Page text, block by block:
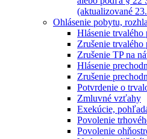
(aktualizované
Ohlásenie pobytu,
Hlásenie trvalého
Zrušenie trvalého
Zrušenie TP na
Hlásenie
Zrušenie
Potvrdenie o
Zmluvné vzťahy
Exekúcie,
Povolenie
Povolenie